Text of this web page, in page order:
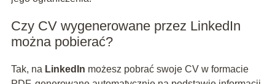
Czy CV wygenerowane przez LinkedIn
można pobierać?
Tak, na LinkedIn możesz pobrać swoje CV w formacie